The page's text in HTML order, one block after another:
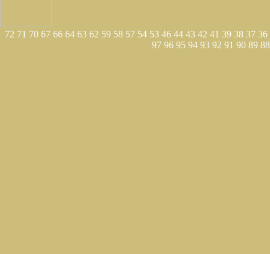
36
37
38
39
41
42
43
44
46
53
54
57
58
59
62
63
64
66
67
70
71
72
88
89
90
91
92
93
94
95
96
97